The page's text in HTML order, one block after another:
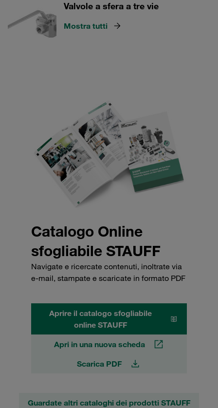
Valvole a sfera a tre vie
Mostra tutti
Catalogo Online
sfogliabile STAUFF
Navigate e ricercate contenuti, inoltrate via
e-mail, stampate e scaricate in formato PDF
Aprire il catalogo sfogliabile
online STAUFF
Apri in una nuova scheda
Scarica PDF
Guardate altri cataloghi dei prodotti STAUFF